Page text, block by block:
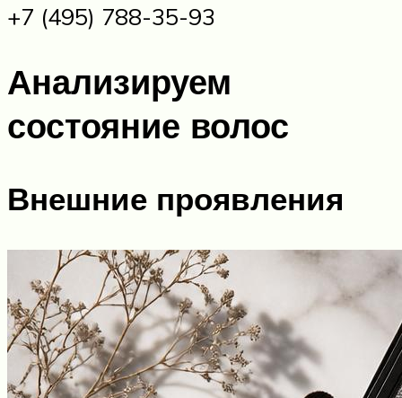
+7 (495) 788-35-93
Анализируем
состояние волос
Внешние проявления